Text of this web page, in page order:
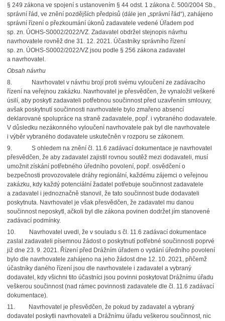
§ 249 zákona ve spojení s ustanovením § 44 odst. 1 zákona č. 500/2004 Sb.,
správní řád, ve znění pozdějších předpisů (dále jen „správní řád“), zahájeno
správní řízení o přezkoumání úkonů zadavatele vedené Úřadem pod
sp. zn. ÚOHS-S0002/2022/VZ. Zadavatel obdržel stejnopis návrhu
navrhovatele rovněž dne 31. 12. 2021. Účastníky správního řízení
sp. zn. ÚOHS-S0002/2022/VZ jsou podle § 256 zákona zadavatel
a navrhovatel.
Obsah návrhu
8. Navrhovatel v návrhu brojí proti svému vyloučení ze zadávacího
řízení na veřejnou zakázku. Navrhovatel je přesvědčen, že vynaložil veškeré
úsilí, aby poskytl zadavateli potřebnou součinnost před uzavřením smlouvy,
avšak poskytnutí součinnosti navrhovatele bylo zmařeno absencí
deklarované spolupráce na straně zadavatele, popř. i vybraného dodavatele.
V důsledku nezákonného vyloučení navrhovatele pak byl dle navrhovatele
i výběr vybraného dodavatele uskutečněn v rozporu se zákonem.
9. S ohledem na znění čl. 11.6 zadávací dokumentace je navrhovatel
přesvědčen, že aby zadavatel zajistil rovnou soutěž mezi dodavateli, musí
umožnit získání potřebného úředního povolení, popř. osvědčení o
bezpečnosti provozovatele dráhy regionální, každému zájemci o veřejnou
zakázku, kdy každý potenciální žadatel potřebuje součinnost zadavatele
a zadavatel i jednoznačně stanovil, že tato součinnost bude dodavateli
poskytnuta. Navrhovatel je však přesvědčen, že zadavatel mu danou
součinnost neposkytl, ačkoli byl dle zákona povinen dodržet jím stanovené
zadávací podmínky.
10. Navrhovatel uvedl, že v souladu s čl. 11.6 zadávací dokumentace
zaslal zadavateli písemnou žádost o poskytnutí potřebné součinnosti poprvé
již dne 23. 9. 2021. Řízení před Drážním úřadem o vydání úředního povolení
bylo dle navrhovatele zahájeno na jeho žádost dne 12. 10. 2021, přičemž
účastníky daného řízení jsou dle navrhovatele i zadavatel a vybraný
dodavatel, kdy všichni tito účastníci jsou povinni poskytovat Drážnímu úřadu
veškerou součinnost (nad rámec povinnosti zadavatele dle čl. 11.6 zadávací
dokumentace).
11. Navrhovatel je přesvědčen, že pokud by zadavatel a vybraný
dodavatel poskytli navrhovateli a Drážnímu úřadu veškerou součinnost, nic